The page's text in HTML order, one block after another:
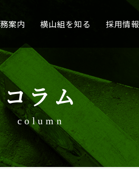
案内 横山組を知る 採用情報
コラム
column